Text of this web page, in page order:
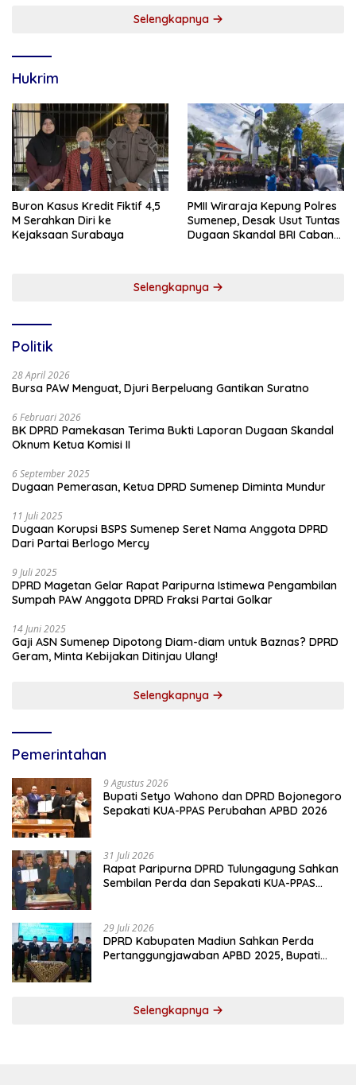
Selengkapnya
Hukrim
Buron Kasus Kredit Fiktif 4,5
M Serahkan Diri ke
Kejaksaan Surabaya
PMII Wiraraja Kepung Polres
Sumenep, Desak Usut Tuntas
Dugaan Skandal BRI Cabang
Selengkapnya
Politik
28 April 2026
Bursa PAW Menguat, Djuri Berpeluang Gantikan Suratno
6 Februari 2026
BK DPRD Pamekasan Terima Bukti Laporan Dugaan Skandal
Oknum Ketua Komisi II
6 September 2025
Dugaan Pemerasan, Ketua DPRD Sumenep Diminta Mundur
11 Juli 2025
Dugaan Korupsi BSPS Sumenep Seret Nama Anggota DPRD
Dari Partai Berlogo Mercy
9 Juli 2025
DPRD Magetan Gelar Rapat Paripurna Istimewa Pengambilan
Sumpah PAW Anggota DPRD Fraksi Partai Golkar
14 Juni 2025
Gaji ASN Sumenep Dipotong Diam-diam untuk Baznas? DPRD
Geram, Minta Kebijakan Ditinjau Ulang!
Selengkapnya
Pemerintahan
9 Agustus 2026
Bupati Setyo Wahono dan DPRD Bojonegoro
Sepakati KUA-PPAS Perubahan APBD 2026
31 Juli 2026
Rapat Paripurna DPRD Tulungagung Sahkan
Sembilan Perda dan Sepakati KUA-PPAS
29 Juli 2026
DPRD Kabupaten Madiun Sahkan Perda
Pertanggungjawaban APBD 2025, Bupati
Selengkapnya